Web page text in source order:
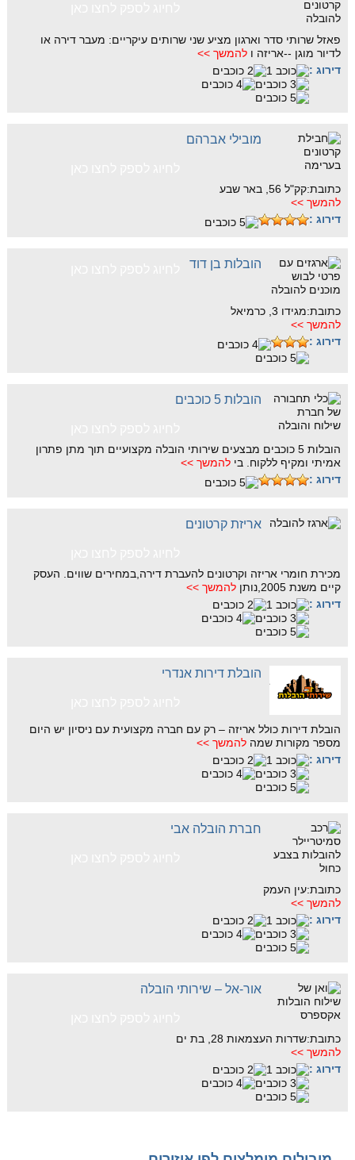
פאזל שרותי סדר וארגון מציע שני שרותים עיקריים: מעבר דירה או
לדיור מוגן --אריזה ו להמשך >>
דירוג :
מובילי אברהם
כתובת:קק"ל 56, באר שבע
להמשך >>
דירוג :
הובלות בן דוד
כתובת:מגידו 3, כרמיאל
להמשך >>
דירוג :
הובלות 5 כוכבים
הובלות 5 כוכבים מבצעים שירותי הובלה מקצועיים תוך מתן פתרון
אמיתי ומקיף ללקוח. בי להמשך >>
דירוג :
אריזת קרטונים
מכירת חומרי אריזה וקרטונים להעברת דירה,במחירים שווים. העסק
קיים משנת 2005,נותן
להמשך >>
דירוג :
הובלת דירות אנדרי
הובלת דירות כולל אריזה – רק עם חברה מקצועית עם ניסיון יש היום
מספר מקורות שמה להמשך >>
דירוג :
חברת הובלה אבי
כתובת:עין העמק
להמשך >>
דירוג :
אור-אל – שירותי הובלה
כתובת:שדרות העצמאות 28, בת ים
להמשך >>
דירוג :